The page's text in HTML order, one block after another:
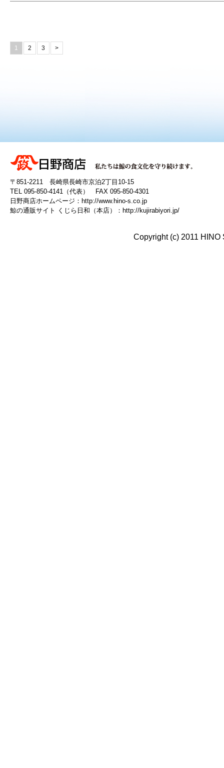
1 2 3 >
〒851-2211 長崎県長崎市京泊2丁目10-15
TEL 095-850-4141（代表） FAX 095-850-4301
日野商店ホームページ： http://www.hino-s.co.jp
鯨の通販サイト くじら日和（本店）： http://kujirabiyori.jp/
Copyright (c) 2011